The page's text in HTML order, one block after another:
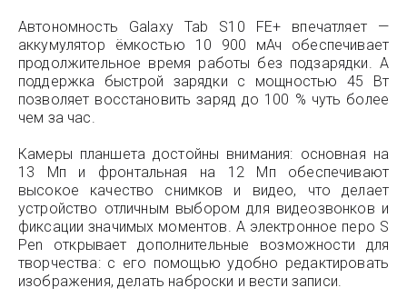
Автономность Galaxy Tab S10 FE+ впечатляет —
аккумулятор ёмкостью 10 900 мАч обеспечивает
продолжительное время работы без подзарядки. А
поддержка быстрой зарядки с мощностью 45 Вт
позволяет восстановить заряд до 100 % чуть более
чем за час.
Камеры планшета достойны внимания: основная на
13 Мп и фронтальная на 12 Мп обеспечивают
высокое качество снимков и видео, что делает
устройство отличным выбором для видеозвонков и
фиксации значимых моментов. А электронное перо S
Pen открывает дополнительные возможности для
творчества: с его помощью удобно редактировать
изображения, делать наброски и вести записи.